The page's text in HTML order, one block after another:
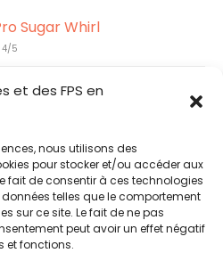
et des FPS en
nous utilisons des
pour stocker et/ou accéder aux
fait de consentir à ces technologies
telles que le comportement
sur ce site. Le fait de ne pas
peut avoir un effet négatif
et fonctions.
Sugar Whirl
4/5
Pro Mini 60
98
5
2
4/5